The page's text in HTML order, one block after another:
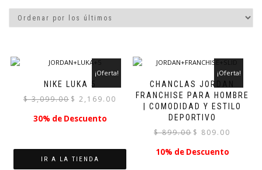
NIKE LUKA 5
¡Oferta!
$3,099.00 El
original
$ 2,169.00
30% de Descuento
IR A LA TIENDA
CHANCLAS JORDAN
FRANCHISE PARA HOMBRE
| COMODIDAD Y ESTILO
DEPORTIVO
¡Oferta!
$899.00 El
original
$ 809.00
10% de Descuento